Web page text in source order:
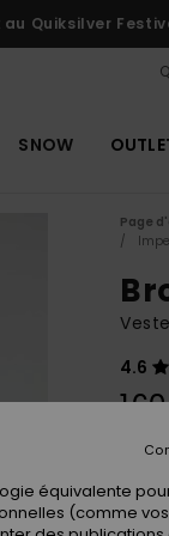
Quiksilver
SNOW
Page
4.6
équivalente
(comme